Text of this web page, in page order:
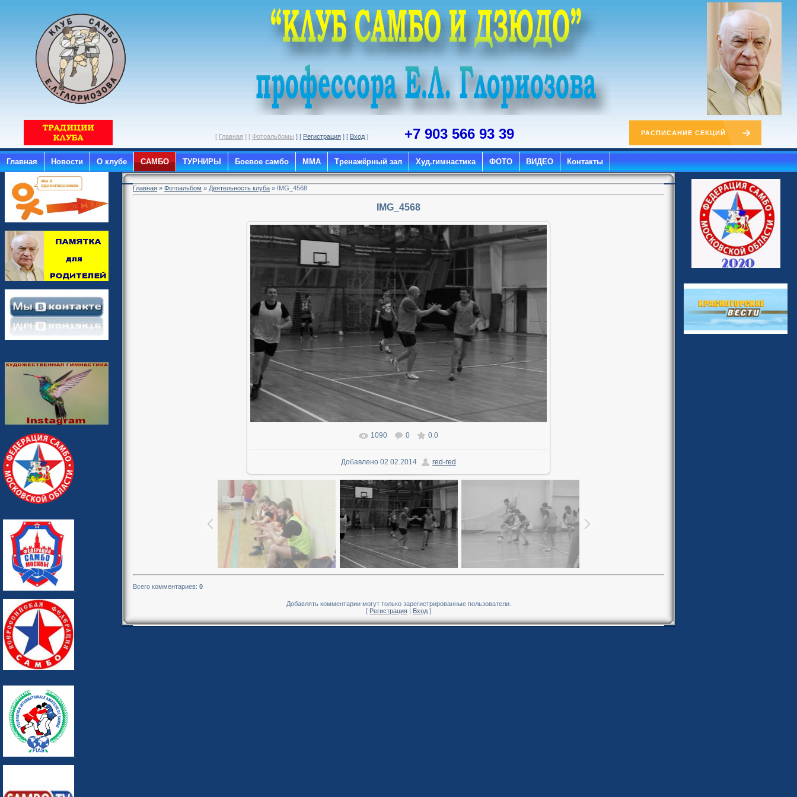
[ Главная ] [ Фотоальбомы ] [ Регистрация ] [ Вход ] +7 903 566 93 39 РАСПИСАНИЕ СЕКЦИЙ
Главная Новости О клубе САМБО ТУРНИРЫ Боевое самбо ММА Тренажёрный зал Худ.гимнастика ФОТО ВИДЕО Контакты
Главная » Фотоальбом » Деятельность клуба » IMG_4568
IMG_4568
В реальном размере 1600x1066
1090 0 0.0
Добавлено 02.02.2014 red-red
Всего комментариев: 0
Добавлять комментарии могут только зарегистрированные пользователи.
[ Регистрация | Вход ]